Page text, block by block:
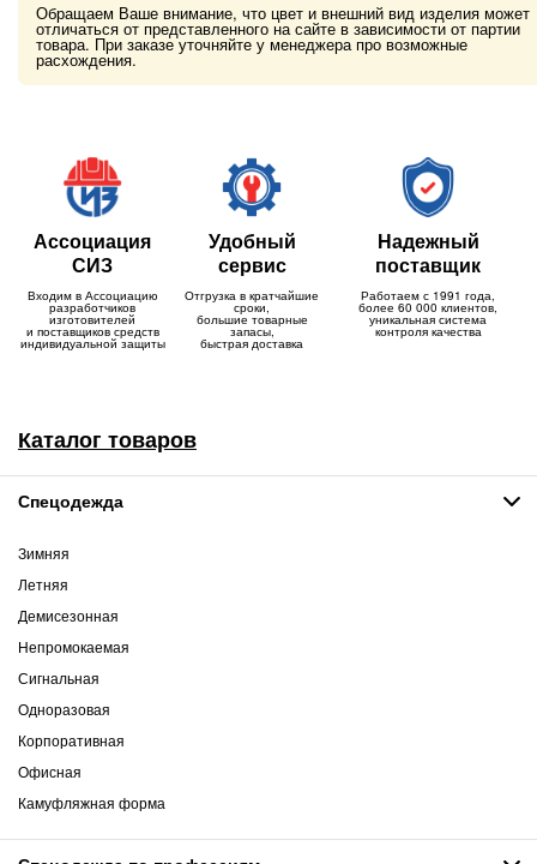
Обращаем Ваше внимание, что цвет и внешний вид изделия может
отличаться от представленного на сайте в зависимости от партии
товара. При заказе уточняйте у менеджера про возможные
расхождения.
Ассоциация
СИЗ
Входим в Ассоциацию
разработчиков
изготовителей
и поставщиков средств
индивидуальной защиты
Удобный
сервис
Отгрузка в кратчайшие
сроки,
большие товарные
запасы,
быстрая доставка
Надежный
поставщик
Работаем с 1991 года,
более 60 000 клиентов,
уникальная система
контроля качества
Каталог товаров
Спецодежда
Зимняя
Летняя
Демисезонная
Непромокаемая
Сигнальная
Одноразовая
Корпоративная
Офисная
Камуфляжная форма